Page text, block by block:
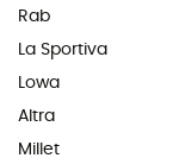
Rab
La Sportiva
Lowa
Altra
Millet